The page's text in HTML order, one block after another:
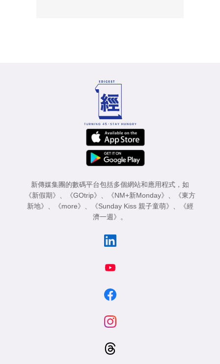
新傳媒集團的數碼平台包括多個網站和應用程式，如
《新假期》 、 《GOtrip》 、 《NM+新Monday》 、
《東方
新地》 、 《more》 、 《Sunday Kiss 親子童萌》 、
《經
濟一週》 。